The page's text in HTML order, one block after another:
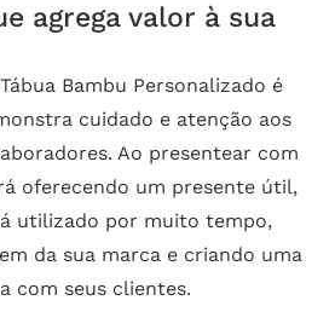
agrega valor à sua
Bambu Personalizado é
cuidado e atenção aos
Ao presentear com
oferecendo um presente útil,
utilizado por muito tempo,
da sua marca e criando uma
com seus clientes.